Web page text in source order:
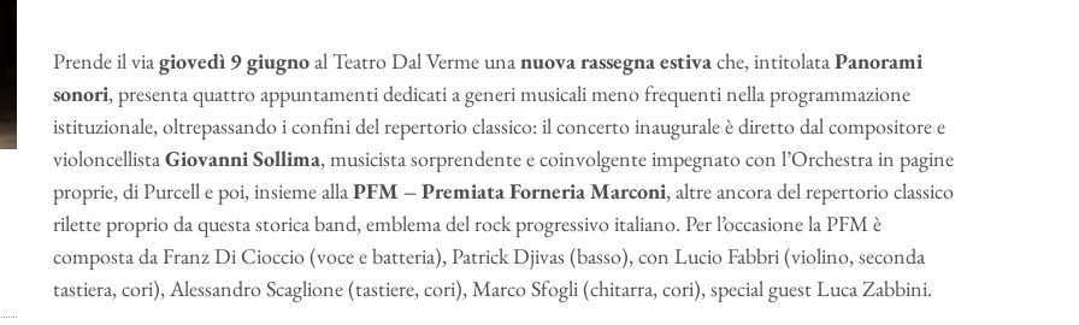
Prende il viagiovedì 9 giugnoal Teatro Dal Verme unanuova rassegna estivache, intitolataPanorami
sonori, presenta quattro appuntamenti dedicati a generi musicali meno frequenti nella programmazione
istituzionale, oltrepassando i confini del repertorio classico: il concerto inaugurale è diretto dal compositore e
violoncellistaGiovanni Sollima, musicista sorprendente e coinvolgente impegnato con l’Orchestra in pagine
proprie, di Purcell e poi, insieme allaPFM – Premiata Forneria Marconi, altre ancora del repertorio classico
rilette proprio da questa storica band, emblema del rock progressivo italiano. Per l’occasione la PFM è
composta da Franz Di Cioccio (voce e batteria), Patrick Djivas (basso), con Lucio Fabbri (violino, seconda
tastiera, cori), Alessandro Scaglione (tastiere, cori), Marco Sfogli (chitarra, cori), special guest Luca Zabbini.